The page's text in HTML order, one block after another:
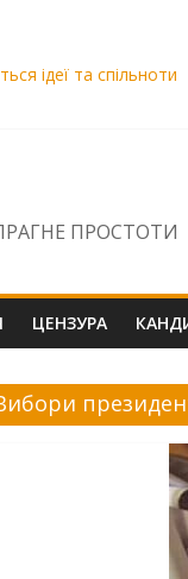
ідеї та спільноти
Віра Михайленко
ПРОСТОТИ
ЦЕНЗУРА